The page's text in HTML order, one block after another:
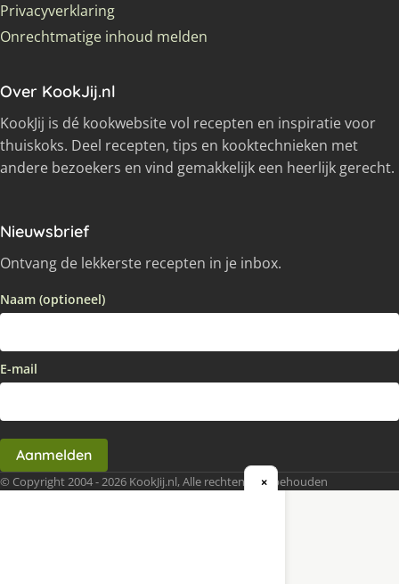
Privacyverklaring
Onrechtmatige inhoud melden
Over KookJij.nl
KookJij is dé kookwebsite vol recepten en inspiratie voor
thuiskoks. Deel recepten, tips en kooktechnieken met
andere bezoekers en vind gemakkelijk een heerlijk gerecht.
Nieuwsbrief
Ontvang de lekkerste recepten in je inbox.
Naam (optioneel)
E-mail
Aanmelden
© Copyright 2004 - 2026 KookJij.nl, Alle rechten voorbehouden
×